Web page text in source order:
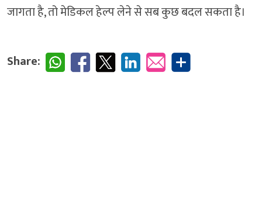
जागता है, तो मेडिकल हेल्प लेने से सब कुछ बदल सकता है।
Share: